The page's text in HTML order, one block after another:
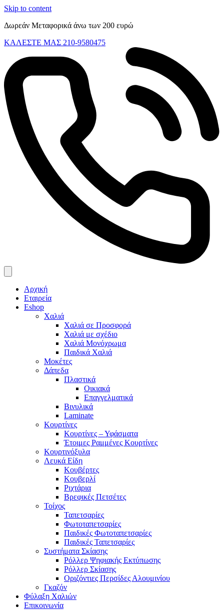
Skip to content
Δωρεάν Μεταφορικά άνω των 200 ευρώ
ΚΑΛΕΣΤΕ ΜΑΣ 210-9580475
Αρχική
Εταιρεία
Eshop
Χαλιά
Χαλιά σε Προσφορά
Χαλιά με σχέδιο
Χαλιά Μονόχρωμα
Παιδικά Χαλιά
Μοκέτες
Δάπεδα
Πλαστικά
Οικιακά
Επαγγελματικά
Βινυλικά
Laminate
Κουρτίνες
Κουρτίνες – Υφάσματα
Έτοιμες Ραμμένες Κουρτίνες
Κουρτινόξυλα
Λευκά Είδη
Κουβέρτες
Κουβερλί
Ριχτάρια
Βρεφικές Πετσέτες
Τοίχος
Ταπετσαρίες
Φωτοταπετσαρίες
Παιδικές Φωτοταπετσαρίες
Παιδικές Ταπετσαρίες
Συστήματα Σκίασης
Ρόλλερ Ψηφιακής Εκτύπωσης
Ρόλλερ Σκίασης
Οριζόντιες Περσίδες Αλουμινίου
Γκαζόν
Φύλαξη Χαλιών
Επικοινωνία